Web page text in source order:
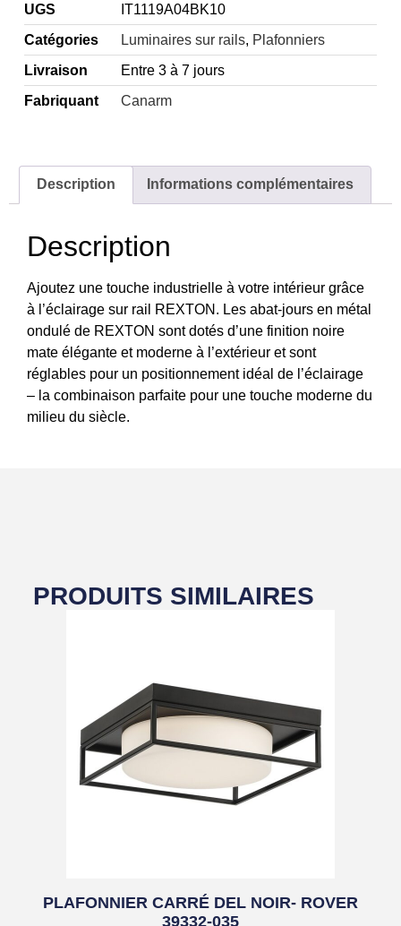
UGS
IT1119A04BK10
Catégories
Luminaires sur rails, Plafonniers
Livraison
Entre 3 à 7 jours
Fabriquant
Canarm
Description Informations complémentaires
Description
Ajoutez une touche industrielle à votre intérieur grâce
à l’éclairage sur rail REXTON. Les abat-jours en métal
ondulé de REXTON sont dotés d’une finition noire
mate élégante et moderne à l’extérieur et sont
réglables pour un positionnement idéal de l’éclairage
– la combinaison parfaite pour une touche moderne du
milieu du siècle.
PRODUITS SIMILAIRES
PLAFONNIER CARRÉ DEL NOIR- ROVER
39332-035